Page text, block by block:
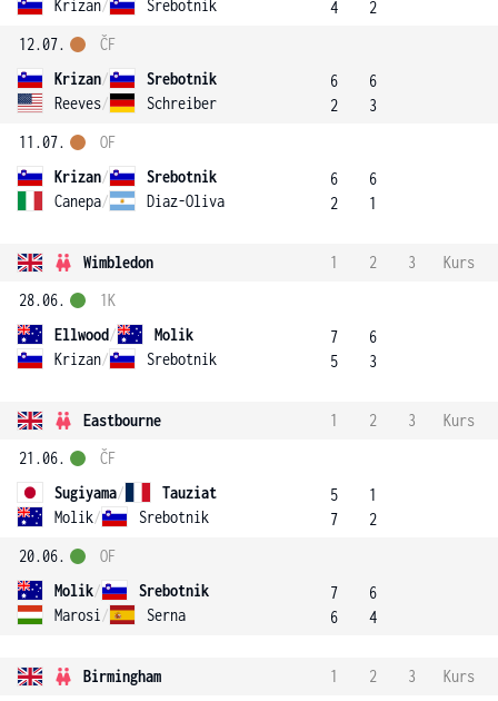
Krizan/ Srebotnik
4
2
12.07.
Krizan/
Srebotnik
Reeves/ Schreiber
ČF
6
2
6
3
11.07.
Krizan/
Srebotnik
Canepa/ Diaz-Oliva
OF
6
2
6
1
Wimbledon 1 2 3
Kurs
28.06.
Ellwood/
Molik
Krizan/ Srebotnik
1K
7
5
6
3
Eastbourne 1 2 3
Kurs
21.06.
Sugiyama/
Tauziat
Molik/ Srebotnik
ČF
5
7
1
2
20.06.
Molik/
Srebotnik
Marosi / Serna
OF
7
6
6
4
Birmingham 1 2 3
Kurs